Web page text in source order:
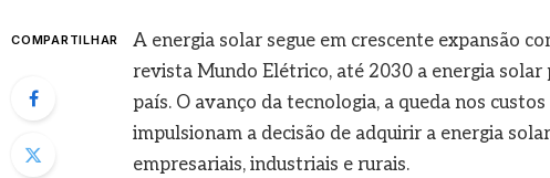
COMPARTILHAR
A energia solar segue em crescente expansão
revista Mundo Elétrico, até 2030 a energia
país. O avanço da tecnologia, a queda nos
impulsionam a decisão de adquirir a energia
empresariais, industriais e rurais.